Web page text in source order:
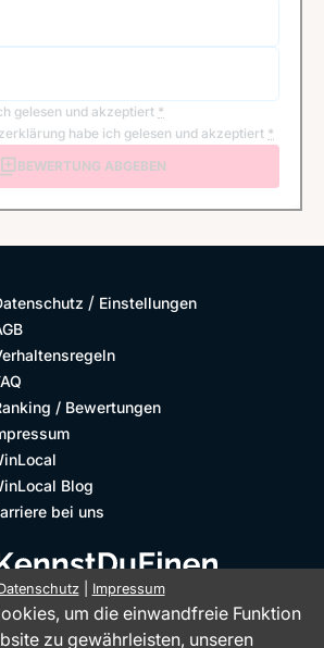
gelesen und akzeptiert *
habe ich gelesen und akzeptiert *
BEWERTUNG ABGEBEN
/ Einstellungen
/ Bewertungen
Blog
bei uns
| Impressum
um die einwandfreie Funktion
zu gewährleisten, unseren